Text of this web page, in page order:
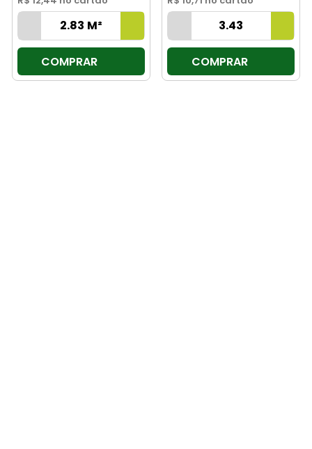
COMPRAR COMPRAR